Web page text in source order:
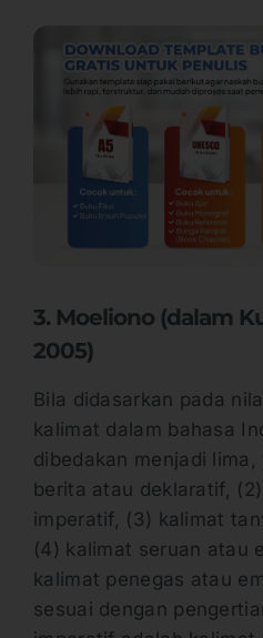
3. Moeliono (dalam
2005)
Bila didasarkan pada
kalimat dalam bahasa
dibedakan menjadi lima,
berita atau deklaratif,
imperatif, (3) kalimat
(4) kalimat seruan atau
kalimat penegas atau
sesuai dengan